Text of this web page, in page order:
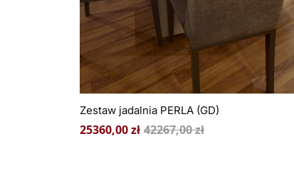
Zestaw jadalnia PERLA (GD)
42267,00zł
25360,00zł